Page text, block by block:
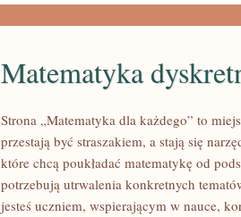
Matematyka
Strona „Matematyka dla każdego” to
przestają być straszakiem, a stają się
które chcą poukładać matematykę od
potrzebują utrwalenia konkretnych
jesteś uczniem, wspierającym w nauce,